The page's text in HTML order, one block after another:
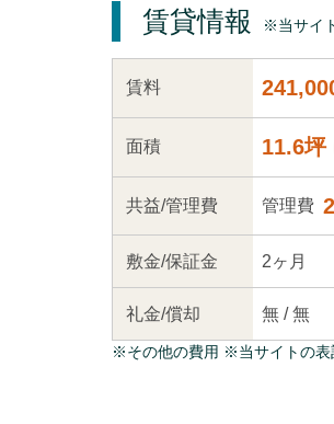
賃貸情報 ※当サイ
賃料
面積 11.6坪
共益/管理費 管理費
敷金/保証金 2ヶ月
礼金/償却 無 /無
※その他の費用 ※当サイトの表